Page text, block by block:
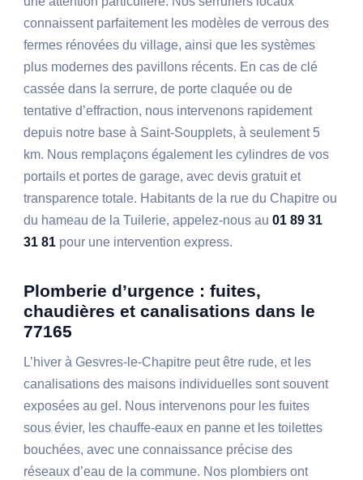
connaissent parfaitement les modèles de verrous des
fermes rénovées du village, ainsi que les systèmes
plus modernes des pavillons récents. En cas de clé
cassée dans la serrure, de porte claquée ou de
tentative d’effraction, nous intervenons rapidement
depuis notre base à Saint-Soupplets, à seulement 5
km. Nous remplaçons également les cylindres de vos
portails et portes de garage, avec devis gratuit et
transparence totale. Habitants de la rue du Chapitre ou
du hameau de la Tuilerie, appelez-nous au01 89 31
31 81 pour une intervention express.
Plomberie d’urgence : fuites,
chaudières et canalisations dans le
77165
L’hiver à Gesvres-le-Chapitre peut être rude, et les
canalisations des maisons individuelles sont souvent
exposées au gel. Nous intervenons pour les fuites
sous évier, les chauffe-eaux en panne et les toilettes
bouchées, avec une connaissance précise des
réseaux d’eau de la commune. Nos plombiers ont